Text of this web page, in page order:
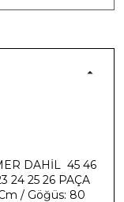
DAHİL 45 46
24 25 26 PAÇA
/ Göğüs: 80